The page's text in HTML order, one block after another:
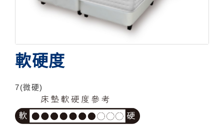
軟硬度
7(微硬)